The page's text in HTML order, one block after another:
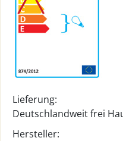
Lieferung:
Deutschlandweit frei
Hersteller: